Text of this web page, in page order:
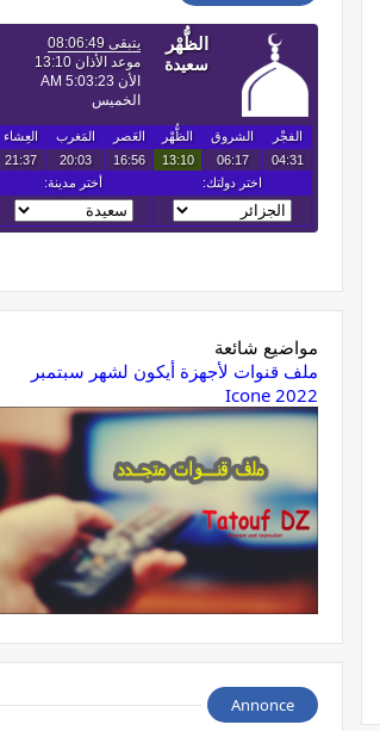
مواضيع شائعة
ملف قنوات لأجهزة أيكون لشهر سبتمبر
2022 Icone
Annonce